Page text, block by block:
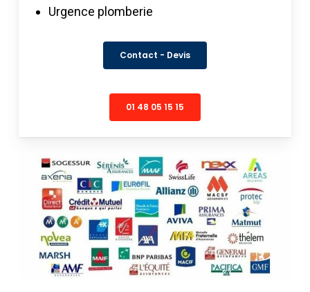
Urgence plomberie
Contact - Devis
01 48 05 15 15